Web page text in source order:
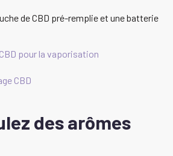
de CBD pré-remplie et une batterie
pour la vaporisation
CBD
des arômes